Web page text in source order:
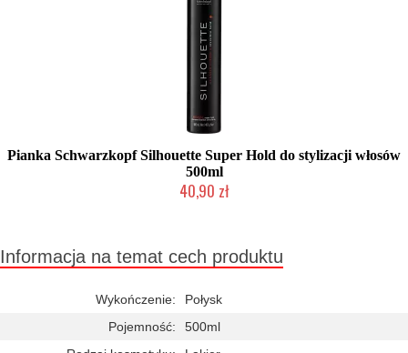
Pianka Schwarzkopf Silhouette Super Hold do stylizacji włosów
500ml
40,90 zł
Informacja na temat cech produktu
Wykończenie:
Połysk
Pojemność:
500ml